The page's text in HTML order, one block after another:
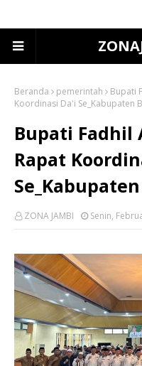
Beranda pemerintah
Bupati
Koordinasi Da'i Se_Kabupaten
Bupati Fadhil
Rapat
ZONA JAMBI Senin,